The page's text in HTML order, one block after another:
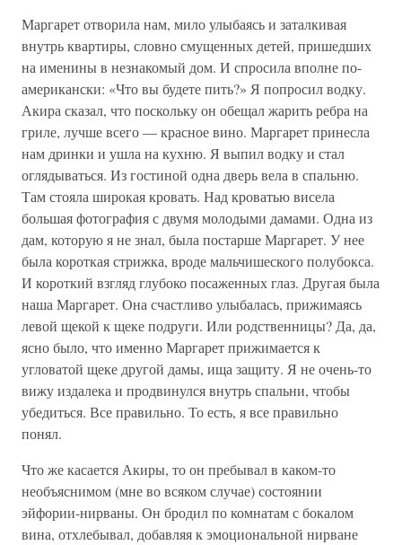
Маргарет отворила нам, мило улыбаясь и заталкивая
внутрь квартиры, словно смущенных детей, пришедших
на именины в незнакомый дом. И спросила вполне по-
американски: «Что вы будете пить?» Я попросил водку.
Акира сказал, что поскольку он обещал жарить ребра на
гриле, лучше всего — красное вино. Маргарет принесла
нам дринки и ушла на кухню. Я выпил водку и стал
оглядываться. Из гостиной одна дверь вела в спальню.
Там стояла широкая кровать. Над кроватью висела
большая фотография с двумя молодыми дамами. Одна из
дам, которую я не знал, была постарше Маргарет. У нее
была короткая стрижка, вроде мальчишеского полубокса.
И короткий взгляд глубоко посаженных глаз. Другая была
наша Маргарет. Она счастливо улыбалась, прижимаясь
левой щекой к щеке подруги. Или родственницы? Да, да,
ясно было, что именно Маргарет прижимается к
угловатой щеке другой дамы, ища защиту. Я не очень-то
вижу издалека и продвинулся внутрь спальни, чтобы
убедиться. Все правильно. То есть, я все правильно
понял.
Что же касается Акиры, то он пребывал в каком-то
необъяснимом (мне во всяком случае) состоянии
эйфории-нирваны. Он бродил по комнатам с бокалом
вина, отхлебывал, добавляя к эмоциональной нирване